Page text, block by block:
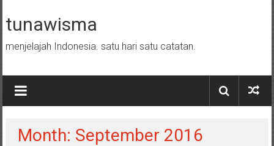
tunawisma
menjelajah Indonesia. satu hari satu catatan.
Month: September 2016